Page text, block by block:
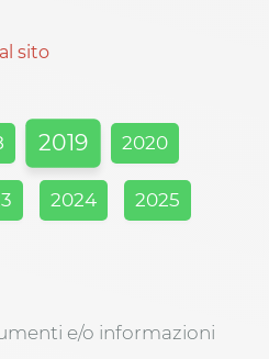
sito
2019 2020
2024 2025
e/o informazioni